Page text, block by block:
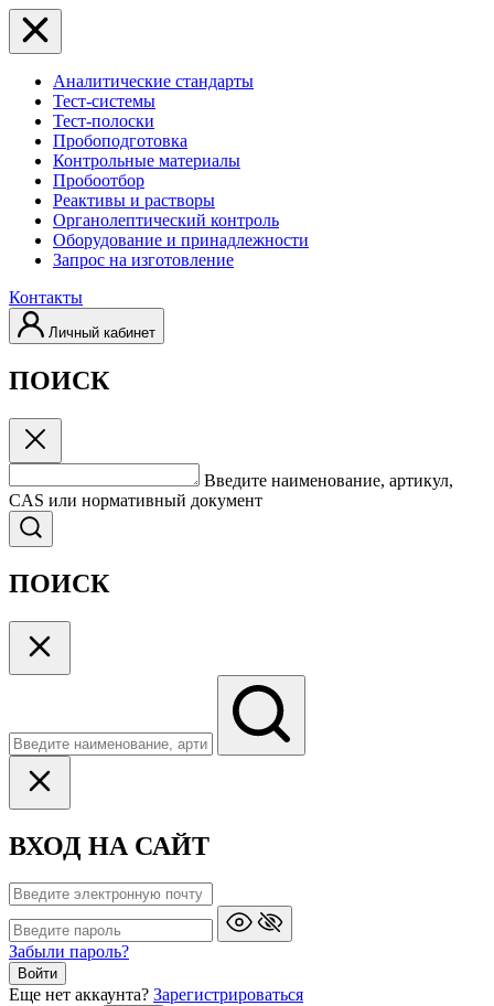
Аналитические стандарты
Тест-системы
Тест-полоски
Пробоподготовка
Контрольные материалы
Пробоотбор
Реактивы и растворы
Органолептический контроль
Оборудование и принадлежности
Запрос на изготовление
Контакты
Личный кабинет
ПОИСК
Введите наименование, артикул,
CAS или нормативный документ
ПОИСК
ВХОД НА САЙТ
Забыли пароль?
Войти
Еще нет аккаунта? Зарегистрироваться